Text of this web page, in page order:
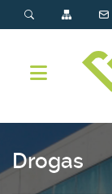
Drogas